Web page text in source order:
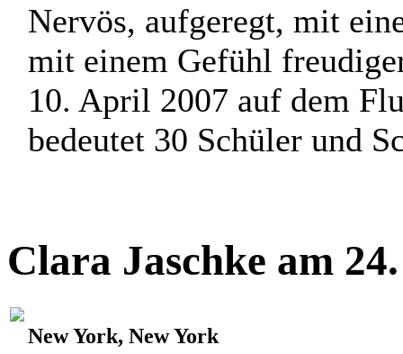
Nervös, aufgeregt, mit
mit einem Gefühl
10. April 2007 auf dem
bedeutet 30 Schüler und
Clara Jaschke am
New York, New York